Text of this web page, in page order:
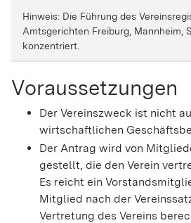
Hinweis: Die Führung des
Amtsgerichten Freiburg, Mannheim,
konzentriert.
Voraussetzungen
Der Vereinszweck ist nicht
wirtschaftlichen
Der Antrag wird von
gestellt, die den Verein
Es reicht ein
Mitglied nach der
Vertretung des Vereins